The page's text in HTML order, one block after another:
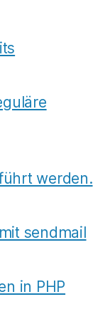
werden.
sendmail
in PHP